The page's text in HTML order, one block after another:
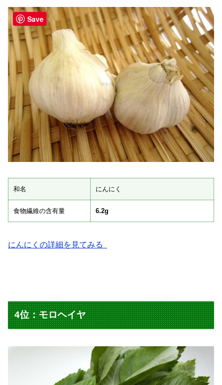
和名 にんにく
食物繊維の含有量 6.2g
にんにくの詳細を見てみる
4位：モロヘイヤ
Save